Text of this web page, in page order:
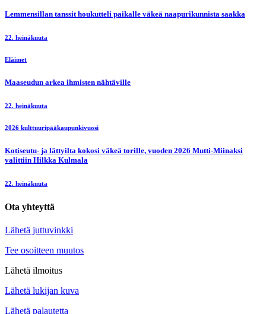
Lemmensillan tanssit houkutteli paikalle väkeä naapurikunnista saakka
22. heinäkuuta
Eläimet
Maaseudun arkea ihmisten nähtäville
22. heinäkuuta
2026 kulttuuripääkaupunkivuosi
Kotiseutu- ja lättyilta kokosi väkeä torille, vuoden 2026 Mutti-Miinaksi
valittiin Hilkka Kulmala
22. heinäkuuta
Ota yhteyttä
Lähetä juttuvinkki
Tee osoitteen muutos
Lähetä ilmoitus
Lähetä lukijan kuva
Lähetä palautetta